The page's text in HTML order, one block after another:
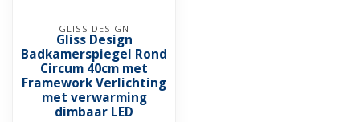
GLISS DESIGN
Gliss Design
Badkamerspiegel Rond
Circum 40cm met
Framework Verlichting
met verwarming
dimbaar LED